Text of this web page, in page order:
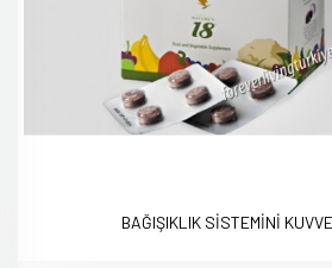
BAĞIŞIKLIK SİSTEMİNİ